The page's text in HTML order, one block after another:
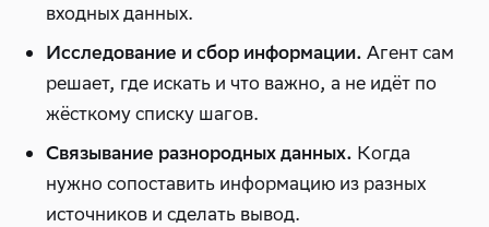
входных данных.
Исследование и сбор информации. Агент сам
решает, где искать и что важно, а не идёт по
жёсткому списку шагов.
Связывание разнородных данных. Когда
нужно сопоставить информацию из разных
источников и сделать вывод.